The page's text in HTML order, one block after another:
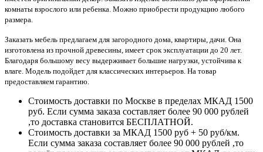
комнаты взрослого или ребенка. Можно приобрести продукцию любого
размера.
Заказать мебель предлагаем для загородного дома, квартиры, дачи. Она
изготовлена из прочной древесины, имеет срок эксплуатации до 20 лет.
Благодаря большому весу выдерживает большие нагрузки, устойчива к
влаге. Модель подойдет для классических интерьеров. На товар
предоставляем гарантию.
Стоимость доставки по Москве в пределах МКАД 1500
руб. Если сумма заказа составляет более 90 000 рублей
,то доставка становится БЕСПЛАТНОЙ.
Стоимость доставки за МКАД 1500 руб + 50 руб/км.
Если сумма заказа составляет более 90 000 рублей ,то